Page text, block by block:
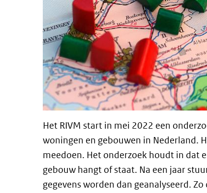
Het RIVM start in mei 2022 een
woningen en gebouwen in Nederland.
meedoen. Het onderzoek houdt in dat
gebouw hangt of staat. Na een jaar
gegevens worden dan geanalyseerd.